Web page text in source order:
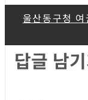
울산동구청
답글 남